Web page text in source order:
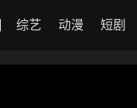
综艺 动漫 短剧